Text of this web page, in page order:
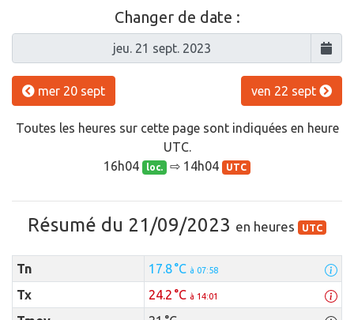
Changer de date :
mer 20 sept ven 22 sept
Toutes les heures sur cette page sont indiquées en heure
UTC.
16h04 loc. ⇨ 14h04 UTC
Résumé du 21/09/2023 en heures UTC
Tn 17.8 °C à 07:58
Tx 24.2 °C à 14:01